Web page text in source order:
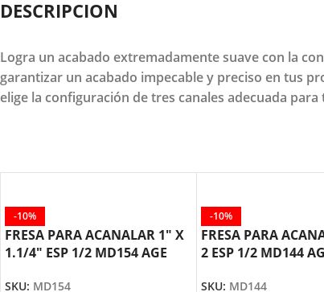
DESCRIPCION
Logra un acabado extremadamente suave con la
garantizar un acabado impecable y preciso en tus
elige la configuración de tres canales adecuada
-10%
FRESA PARA ACANALAR 1″ X
1.1/4″ ESP 1/2 MD154 AGE
SKU: MD154
-10%
FRESA PARA
2 ESP 1/2 MD144
SKU: MD144